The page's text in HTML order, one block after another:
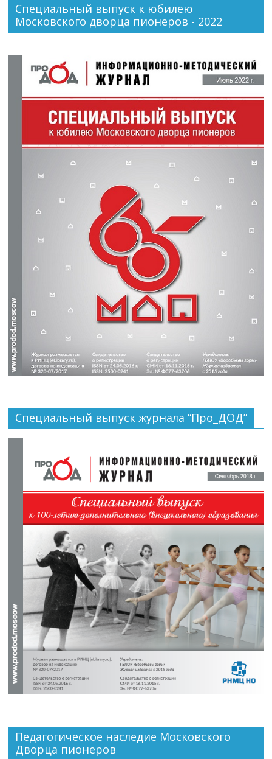
Специальный выпуск к юбилею
Московского дворца пионеров - 2022
Специальный выпуск журнала “Про_ДОД”
Педагогическое наследие Московского
Дворца пионеров